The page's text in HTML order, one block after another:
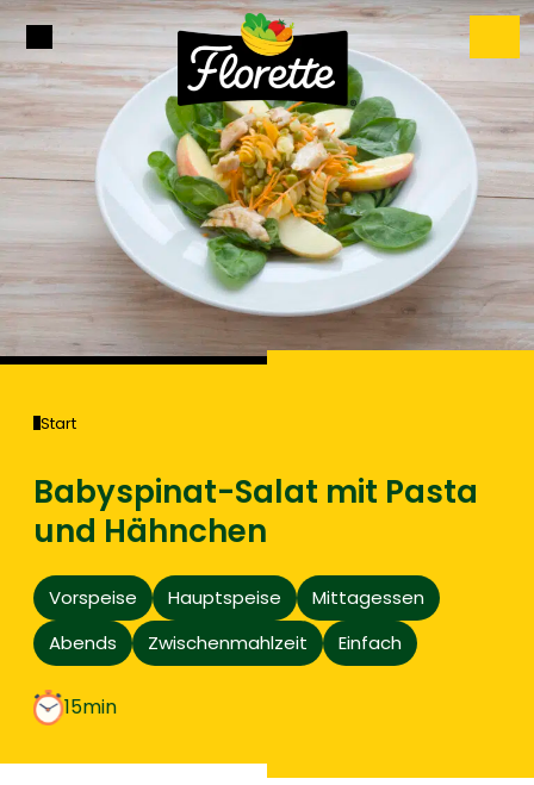
Start
Babyspinat-Salat mit Pasta
und Hähnchen
Vorspeise Hauptspeise
Mittagessen
Abends
Zwischenmahlzeit Einfach
15min